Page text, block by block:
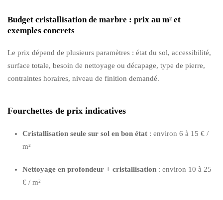
Budget cristallisation de marbre : prix au m² et
exemples concrets
Le prix dépend de plusieurs paramètres : état du sol, accessibilité,
surface totale, besoin de nettoyage ou décapage, type de pierre,
contraintes horaires, niveau de finition demandé.
Fourchettes de prix indicatives
Cristallisation seule sur sol en bon état : environ 6 à 15 € /
m²
Nettoyage en profondeur + cristallisation : environ 10 à 25
€ / m²